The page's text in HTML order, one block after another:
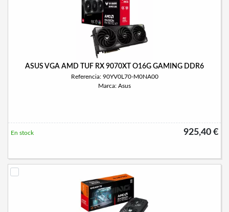
ASUS VGA AMD TUF RX 9070XT O16G GAMING DDR6
Referencia: 90YV0L70-M0NA00
Marca: Asus
925,40 €
En stock